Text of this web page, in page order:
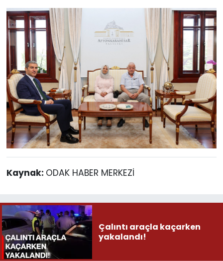
Kaynak: ODAK HABER MERKEZİ
Çalıntı araçla kaçarken
yakalandı!